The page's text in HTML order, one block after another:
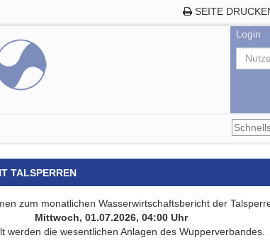
SEITE
Login
TALSPERREN
zum monatlichen Wasserwirtschaftsbericht der
Mittwoch, 01.07.2026, 04:00 Uhr
werden die wesentlichen Anlagen des Wupperverbandes.